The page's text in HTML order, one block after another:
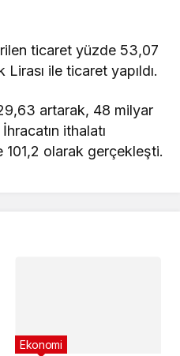
ticaret yüzde 53,07
ile ticaret yapıldı.
artarak, 48 milyar
ithalatı
101,2 olarak gerçekleşti.
Ekonomi